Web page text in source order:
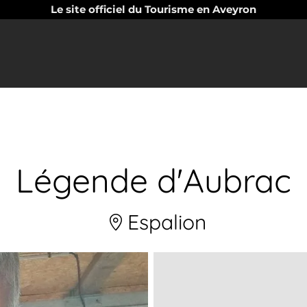
Le site officiel du Tourisme en Aveyron
Légende d'Aubrac
Espalion